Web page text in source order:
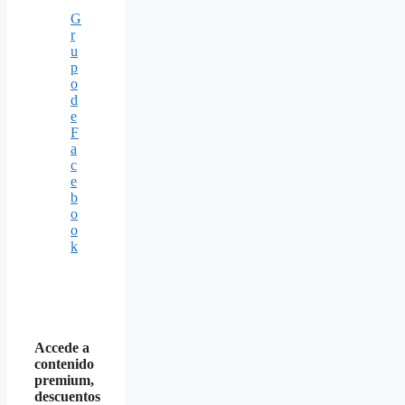
G
r
u
p
o
d
e
F
a
c
e
b
o
o
k
Accede a
contenido
premium,
descuentos